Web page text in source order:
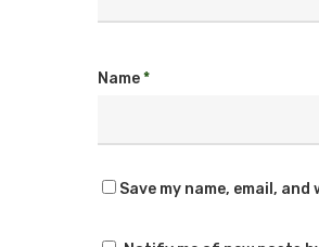
Name*
Save my name, email,